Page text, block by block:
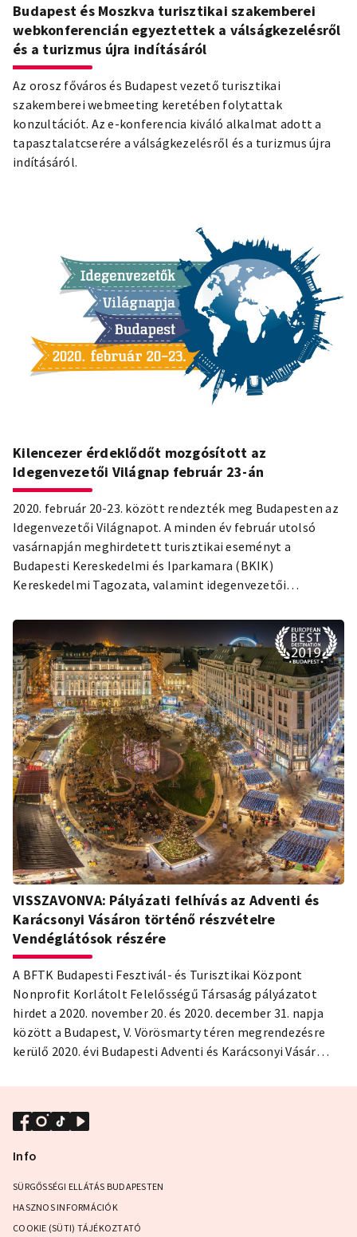
Budapest és Moszkva turisztikai szakemberei
webkonferencián egyeztettek a válságkezelésről
és a turizmus újra indításáról
Az orosz főváros és Budapest vezető turisztikai
szakemberei webmeeting keretében folytattak
konzultációt. Az e-konferencia kiváló alkalmat adott a
tapasztalatcserére a válságkezelésről és a turizmus újra
indításáról.
Kilencezer érdeklődőt mozgósított az
Idegenvezetői Világnap február 23-án
2020. február 20-23. között rendezték meg Budapesten az
Idegenvezetői Világnapot. A minden év február utolsó
vasárnapján meghirdetett turisztikai eseményt a
Budapesti Kereskedelmi és Iparkamara (BKIK)
Kereskedelmi Tagozata, valamint idegenvezetői
Turisztikai Központ (BFTK), valamint a Bevásárló- és
Tematikus Utcák Menedzsmentje (BUM) vett részt a
rendezvény szervezésében. A négy napos
rendezvényfolyamra mintegy 120 sétát, épületbejárást
hirdettek meg, amely több mint 9000 regisztrált
érdeklődőt vonzott.
VISSZAVONVA: Pályázati felhívás az Adventi és
Karácsonyi Vásáron történő részvételre
Vendéglátósok részére
A BFTK Budapesti Fesztivál- és Turisztikai Központ
Nonprofit Korlátolt Felelősségű Társaság pályázatot
hirdet a 2020. november 20. és 2020. december 31. napja
között a Budapest, V. Vörösmarty téren megrendezésre
kerülő 2020. évi Budapesti Adventi és Karácsonyi Vásár
Info
SÜRGŐSSÉGI ELLÁTÁS BUDAPESTEN
HASZNOS INFORMÁCIÓK
COOKIE (SÜTI) TÁJÉKOZTATÓ